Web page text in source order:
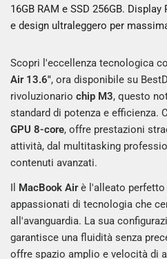
16GB RAM e SSD 256GB.
e design ultraleggero per
Scopri l'eccellenza tecnologica
Air 13.6", ora disponibile su
rivoluzionariochip M3, questo
standard di potenza e efficienza.
GPU 8-core, offre prestazioni
attività, dal multitasking
contenuti avanzati.
Il MacBook Airè l'alleato perfetto
appassionati di tecnologia che
all'avanguardia. La sua
garantisce una fluidità senza
offre spazio amplio e velocità di